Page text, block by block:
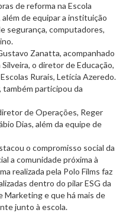
de reforma na Escola
de equipar a instituição
segurança, computadores,
Zanatta, acompanhado
o diretor de Educação,
Rurais, Letícia Azeredo.
também participou da
de Operações, Reger
Dias, além da equipe de
o compromisso social da
a comunidade próxima à
realizada pela Polo Films faz
dentro do pilar ESG da
Marketing e que há mais de
junto à escola.